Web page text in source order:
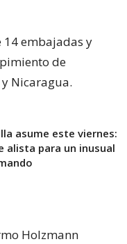
14 embajadas y
de
Nicaragua.
asume este viernes:
alista para un inusual
Holzmann